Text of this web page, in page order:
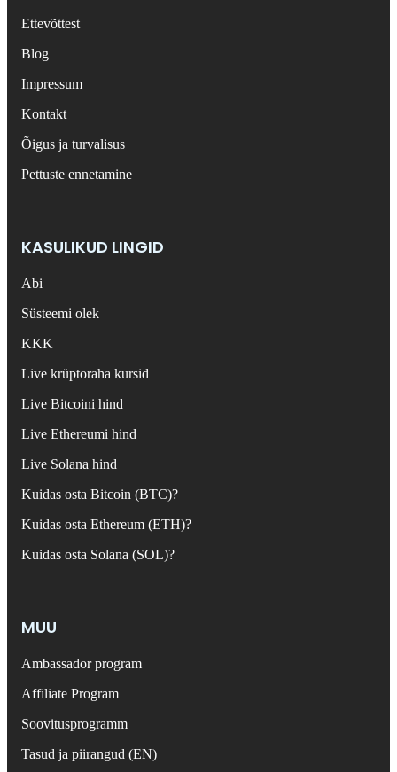
Ettevõttest
Blog
Impressum
Kontakt
Õigus ja turvalisus
Pettuste ennetamine
KASULIKUD LINGID
Abi
Süsteemi olek
KKK
Live krüptoraha kursid
Live Bitcoini hind
Live Ethereumi hind
Live Solana hind
Kuidas osta Bitcoin (BTC)?
Kuidas osta Ethereum (ETH)?
Kuidas osta Solana (SOL)?
MUU
Ambassador program
Affiliate Program
Soovitusprogramm
Tasud ja piirangud (EN)